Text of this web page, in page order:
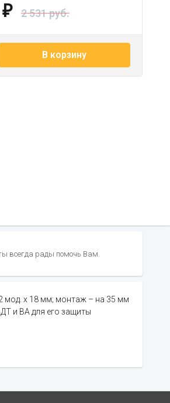
₽ 2 531 руб.
В корзину
всегда рады помочь Вам.
мод. х 18 мм; монтаж – на 35 мм
и ВА для его защиты